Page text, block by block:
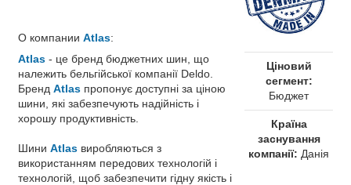
О компании Atlas:
Atlas - це бренд бюджетних шин, що
належить бельгійської компанії Deldo.
Бренд Atlas пропонує доступні за ціною
шини, які забезпечують надійність і
хорошу продуктивність.
Шини Atlas виробляються з
використанням передових технологій і
технологій, щоб забезпечити гідну якість і
Ціновий
сегмент:
Бюджет
Країна
заснування
компанії: Данія